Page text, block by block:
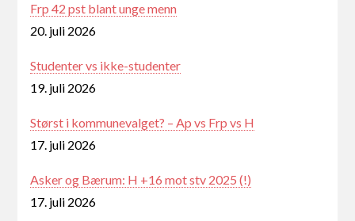
Frp 42 pst blant unge menn
20. juli 2026
Studenter vs ikke-studenter
19. juli 2026
Størst i kommunevalget? – Ap vs Frp vs H
17. juli 2026
Asker og Bærum: H +16 mot stv 2025 (!)
17. juli 2026